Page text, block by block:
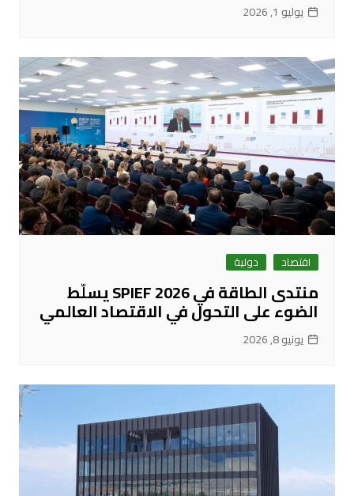
يوليو 1, 2026
اقتصاد دولية
منتدى الطاقة في SPIEF 2026 يسلّط
الضوء على التحول في الاقتصاد العالمي
يونيو 8, 2026